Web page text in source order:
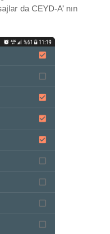
da CEYD-A’ nın